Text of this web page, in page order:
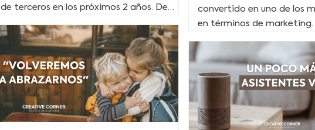
de terceros en los próximos 2 años. De…
convertido en uno de los
en términos de marketing.